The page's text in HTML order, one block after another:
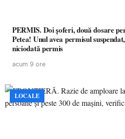
PERMIS. Doi șoferi, două dosare
Petea! Unul avea permisul
niciodată permis
acum 9 ore
LOCALE